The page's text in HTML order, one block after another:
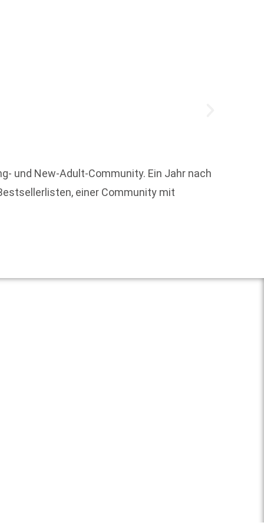
und New-Adult-Community. Ein Jahr nach
einer Community mit